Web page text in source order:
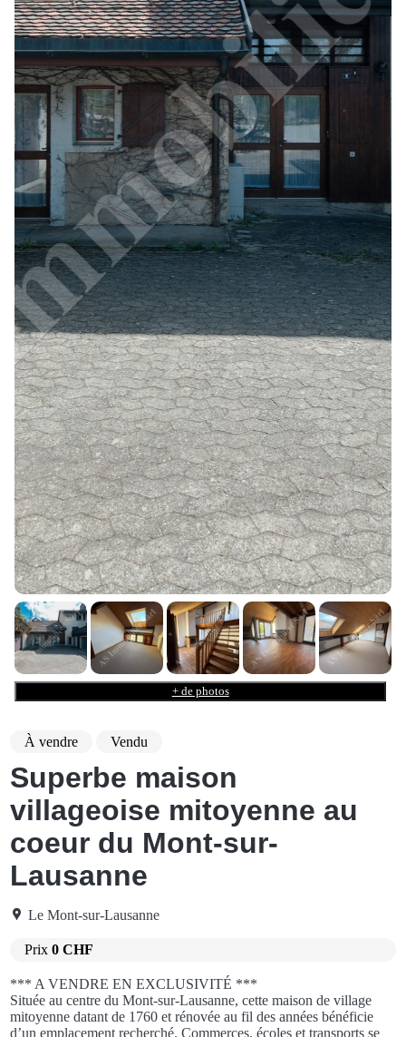
+ de photos
À vendre Vendu
Superbe maison
villageoise mitoyenne au
coeur du Mont-sur-
Lausanne
Le Mont-sur-Lausanne
Prix0 CHF
*** A VENDRE EN EXCLUSIVITÉ ***
Située au centre du Mont-sur-Lausanne, cette maison de village
mitoyenne datant de 1760 et rénovée au fil des années bénéficie
d’un emplacement recherché. Commerces, écoles et transports se